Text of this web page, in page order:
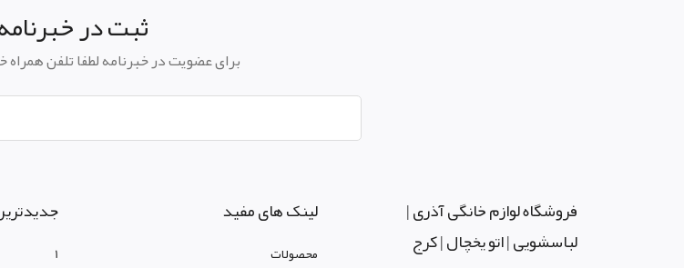
ثبت در
برای عضویت در خبرنامه لطفا تلفن همراه
فروشگاه لوازم خانگی آذری |
لباسشویی | اتو یخچال | کرج
لینک های مفید
محصولات 1